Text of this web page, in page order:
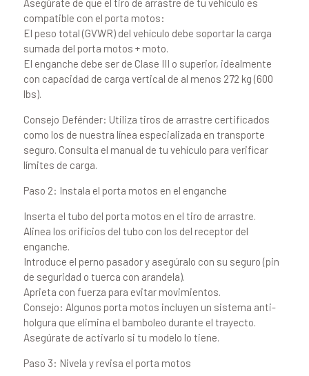
Asegúrate de que el tiro de arrastre de tu vehículo es
compatible con el porta motos:
El peso total (GVWR) del vehículo debe soportar la carga
sumada del porta motos + moto.
El enganche debe ser de Clase III o superior, idealmente
con capacidad de carga vertical de al menos 272 kg (600
lbs).
Consejo Defénder: Utiliza tiros de arrastre certificados
como los de nuestra línea especializada en transporte
seguro. Consulta el manual de tu vehículo para verificar
límites de carga.
Paso 2: Instala el porta motos en el enganche
Inserta el tubo del porta motos en el tiro de arrastre.
Alinea los orificios del tubo con los del receptor del
enganche.
Introduce el perno pasador y asegúralo con su seguro (pin
de seguridad o tuerca con arandela).
Aprieta con fuerza para evitar movimientos.
Consejo: Algunos porta motos incluyen un sistema anti-
holgura que elimina el bamboleo durante el trayecto.
Asegúrate de activarlo si tu modelo lo tiene.
Paso 3: Nivela y revisa el porta motos